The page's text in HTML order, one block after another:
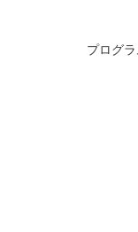
プログ